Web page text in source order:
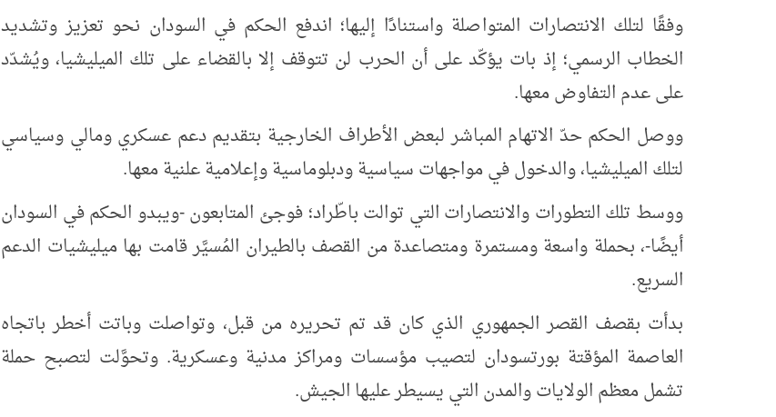
وفقًا لتلك الانتصارات المتواصلة واستنادًا إليها؛ اندفع الحكم في السودان نحو تعزيز وتشديد
الخطاب الرسمي؛ إذ بات يؤكّد على أن الحرب لن تتوقف إلا بالقضاء على تلك الميليشيا، ويُشدّد
على عدم التفاوض معها.
ووصل الحكم حدّ الاتهام المباشر لبعض الأطراف الخارجية بتقديم دعم عسكري ومالي وسياسي
لتلك الميليشيا، والدخول في مواجهات سياسية ودبلوماسية وإعلامية علنية معها.
ووسط تلك التطورات والانتصارات التي توالت باطّراد؛ فوجئ المتابعون -ويبدو الحكم في السودان
أيضًا-، بحملة واسعة ومستمرة ومتصاعدة من القصف بالطيران المُسيَّر قامت بها ميليشيات الدعم
السريع.
بدأت بقصف القصر الجمهوري الذي كان قد تم تحريره من قبل، وتواصلت وباتت أخطر باتجاه
العاصمة المؤقتة بورتسودان لتصيب مؤسسات ومراكز مدنية وعسكرية. وتحوَّلت لتصبح حملة
تشمل معظم الولايات والمدن التي يسيطر عليها الجيش.